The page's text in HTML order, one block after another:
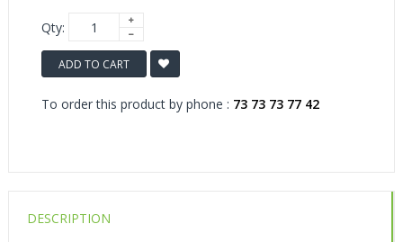
Qty:
ADD TO CART
To order this product by phone : 73 73 73 77 42
DESCRIPTION